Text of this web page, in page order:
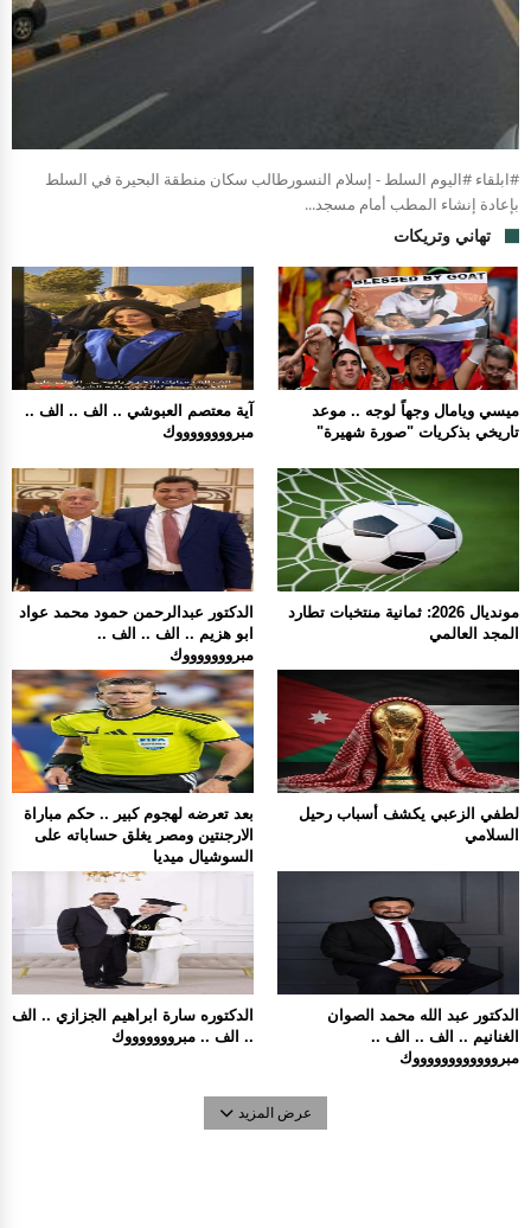
#ابلقاء #اليوم السلط - إسلام النسورطالب سكان منطقة البحيرة في السلط
بإعادة إنشاء المطب أمام مسجد...
تهاني وتريكات
آية معتصم العبوشي .. الف .. الف ..
مبرووووووووك
ميسي ويامال وجهاً لوجه .. موعد
تاريخي بذكريات "صورة شهيرة"
الدكتور عبدالرحمن حمود محمد عواد
ابو هزيم .. الف .. الف ..
مبروووووووك
مونديال 2026: ثمانية منتخبات تطارد
المجد العالمي
بعد تعرضه لهجوم كبير .. حكم مباراة
الارجنتين ومصر يغلق حساباته على
السوشيال ميديا
لطفي الزعبي يكشف أسباب رحيل
السلامي
الدكتوره سارة ابراهيم الجزازي .. الف
.. الف .. مبروووووووك
الدكتور عبد الله محمد الصوان
الغنانيم .. الف .. الف ..
مبرووووووووووووك
عرض المزيد